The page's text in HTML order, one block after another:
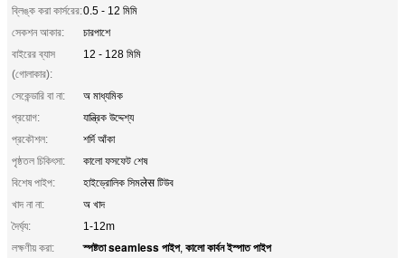
ব্লিঙ্ক করা কার্সরের:0.5 - 12 মিমি
সেকশন আকার:
চারপাশে
বাইরের ব্যাস
(গোলাকার):
12 - 128 মিমি
সেকেন্ডারি বা না:
অ মাধ্যমিক
প্রয়োগ:
যান্ত্রিক উদ্দেশ্য
প্রকৌশল:
শর্দি আঁকা
পৃষ্ঠতল চিকিৎসা:
কালো ফসফেট শেষ
বিশেষ পাইপ:
হাইড্রোলিক সিমलेस টিউব
খাদ না না:
অ খাদ
দৈর্ঘ্য:
1-12m
লক্ষণীয় করা:
স্পষ্টতা seamless পাইপ, কালো কার্বন ইস্পাত পাইপ